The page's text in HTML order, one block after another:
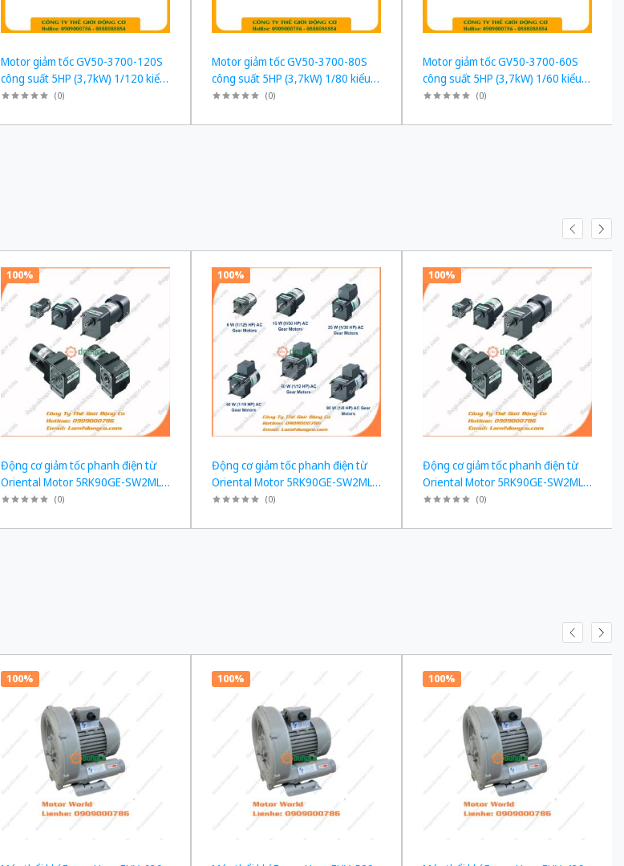
Motor giảm tốc GV50-3700-120S
công suất 5HP (3,7kW) 1/120 kiểu
lắp Mặt bích
(0)
Motor giảm tốc GV50-3700-80S
công suất 5HP (3,7kW) 1/80 kiểu
lắp Mặt bích
(0)
Motor giảm tốc GV50-3700-60S
công suất 5HP (3,7kW) 1/60 kiểu
lắp Mặt bích
(0)
100%
Động cơ giảm tốc phanh điện từ
Oriental Motor 5RK90GE-SW2ML +
5GE120KF công suất 60W tỉ số
(0)
100%
Động cơ giảm tốc phanh điện từ
Oriental Motor 5RK90GE-SW2ML +
5GE100KF công suất 60W tỉ số
(0)
100%
Động cơ giảm tốc phanh điện từ
Oriental Motor 5RK90GE-SW2ML +
5GE90KF công suất 60W tỉ số
(0)
100% 100% 100%